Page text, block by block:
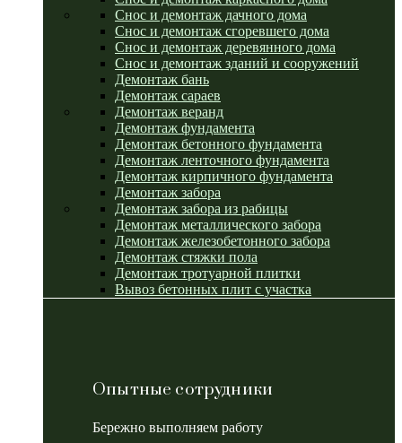
Снос и демонтаж дачного дома
Снос и демонтаж сгоревшего дома
Снос и демонтаж деревянного дома
Снос и демонтаж зданий и сооружений
Демонтаж бань
Демонтаж сараев
Демонтаж веранд
Демонтаж фундамента
Демонтаж бетонного фундамента
Демонтаж ленточного фундамента
Демонтаж кирпичного фундамента
Демонтаж забора
Демонтаж забора из рабицы
Демонтаж металлического забора
Демонтаж железобетонного забора
Демонтаж стяжки пола
Демонтаж тротуарной плитки
Вывоз бетонных плит с участка
Опытные сотрудники
Бережно выполняем работу